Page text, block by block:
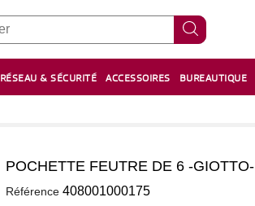
RÉSEAU & SÉCURITÉ ACCESSOIRES BUREAUTIQUE
POCHETTE FEUTRE DE 6 -GIOTTO-
Référence 408001000175